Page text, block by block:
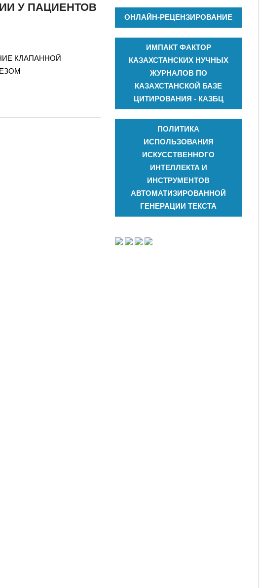
У ПАЦИЕНТОВ
КЛАПАННОЙ
ОНЛАЙН-РЕЦЕНЗИРОВАНИЕ
ИМПАКТ ФАКТОР
КАЗАХСТАНСКИХ НУЧНЫХ
ЖУРНАЛОВ ПО
КАЗАХСТАНСКОЙ БАЗЕ
ЦИТИРОВАНИЯ - КАЗБЦ
ПОЛИТИКА
ИСПОЛЬЗОВАНИЯ
ИСКУССТВЕННОГО
ИНТЕЛЛЕКТА И
ИНСТРУМЕНТОВ
АВТОМАТИЗИРОВАННОЙ
ГЕНЕРАЦИИ ТЕКСТА